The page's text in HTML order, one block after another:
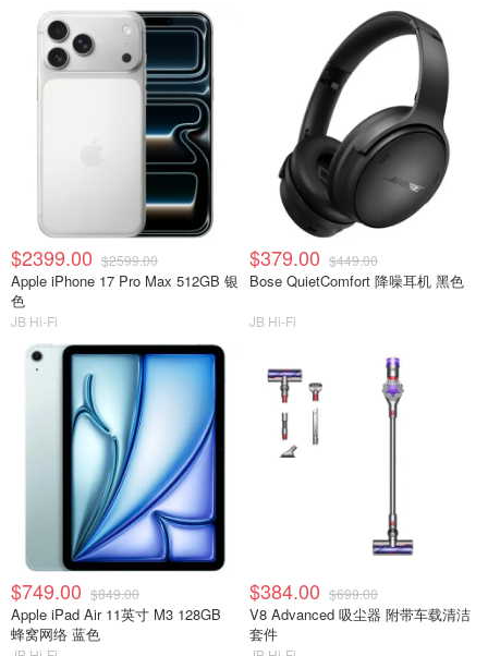
$2399.00 $2599.00
Apple iPhone 17 Pro Max 512GB 银
色
JB Hi-Fi
$379.00 $449.00
Bose QuietComfort 降噪耳机 黑色
JB Hi-Fi
$749.00 $849.00
Apple iPad Air 11英寸 M3 128GB
蜂窝网络 蓝色
$384.00 $699.00
V8 Advanced 吸尘器 附带车载清洁
套件